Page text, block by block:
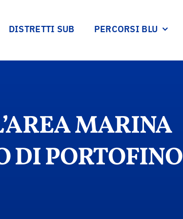
DISTRETTI SUB PERCORSI BLU
MARINA
DI PORTOFINO